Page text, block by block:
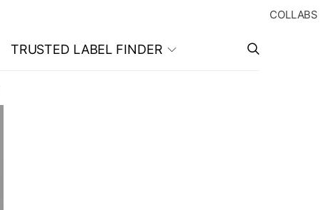
COLLABS
TRUSTED LABEL FINDER